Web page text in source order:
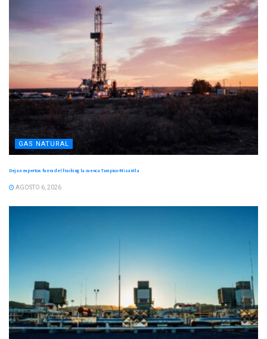
GAS NATURAL
Dejan expertos fuera del fracking la cuenca Tampico-Misantla
AGOSTO 6, 2026